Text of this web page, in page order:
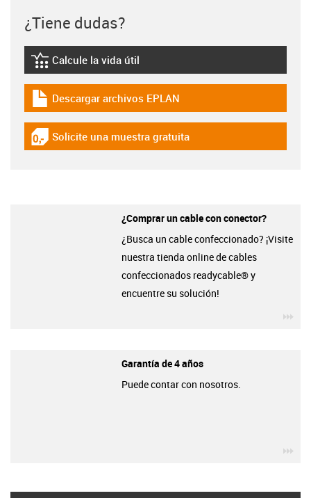
¿Tiene dudas?
igus-icon-lebensdauerrechner
Calcule la vida útil
igus-icon-download-plan
Descargar archivos EPLAN
igus-icon-gratismuster
Solicite una muestra gratuita
¿Comprar un cable con conector?
¿Busca un cable confeccionado? ¡Visite
nuestra tienda online de cables
confeccionados readycable® y
encuentre su solución!
Garantía de 4 años
Puede contar con nosotros.